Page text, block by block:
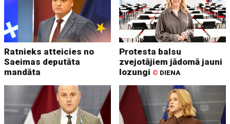
Ratnieks atteicies no
Saeimas deputāta
mandāta
Protesta balsu
zvejotājiem jādomā jauni
lozungi © DIENA